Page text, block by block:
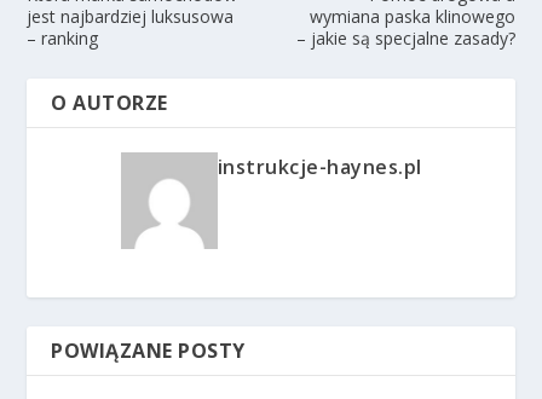
jest najbardziej luksusowa
– ranking
wymiana paska klinowego
– jakie są specjalne zasady?
O AUTORZE
instrukcje-haynes.pl
POWIĄZANE POSTY